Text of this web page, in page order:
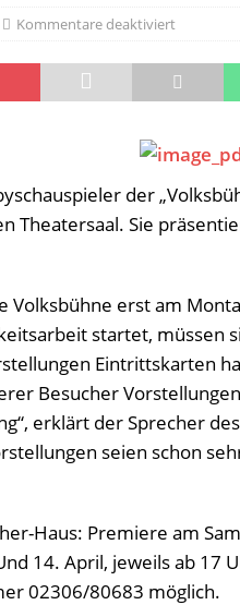
im Gemeindebüro an der
Kommentare deaktiviert
der
Theatersaal. Sie
Volksbühne erst am
startet, müssen
Eintrittskarten
Besucher
erklärt der Sprecher
seien schon
Haus: Premiere am
14. April, jeweils ab 17
02306/80683 möglich.